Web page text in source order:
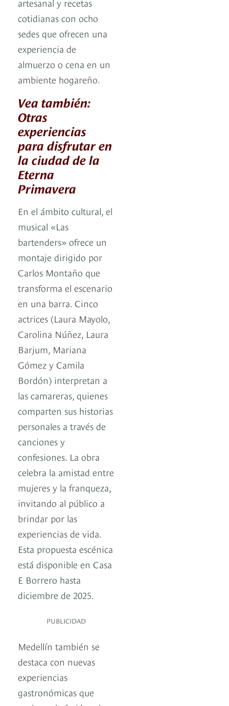
cotidianas con ocho
sedes que ofrecen una
experiencia de
almuerzo o cena en un
ambiente hogareño.
Vea también:
Otras
experiencias
para disfrutar en
la ciudad de la
Eterna
Primavera
En el ámbito cultural, el
musical «Las
bartenders» ofrece un
montaje dirigido por
Carlos Montaño que
transforma el escenario
en una barra. Cinco
actrices (Laura Mayolo,
Carolina Núñez, Laura
Barjum, Mariana
Gómez y Camila
Bordón) interpretan a
las camareras, quienes
comparten sus historias
personales a través de
canciones y
confesiones. La obra
celebra la amistad entre
mujeres y la franqueza,
invitando al público a
brindar por las
experiencias de vida.
Esta propuesta escénica
está disponible en Casa
E Borrero hasta
diciembre de 2025.
PUBLICIDAD
Medellín también se
destaca con nuevas
experiencias
gastronómicas que